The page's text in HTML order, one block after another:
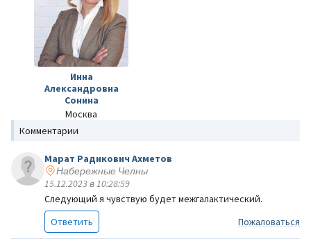
Инна
Александровна
Сонина
Москва
Комментарии
Марат Радикович Ахметов
Набережные Челны
15.12.2023 в 10:28:59
Следующий я чувствую будет межгалактический.
Ответить
Пожаловаться